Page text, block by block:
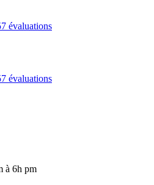
évaluations
évaluations
à 6h pm